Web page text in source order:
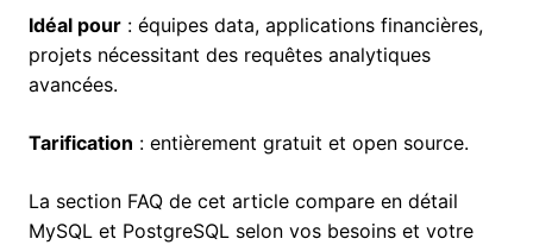
Idéal pour : équipes data, applications financières,
projets nécessitant des requêtes analytiques
avancées.
Tarification : entièrement gratuit et open source.
La section FAQ de cet article compare en détail
MySQL et PostgreSQL selon vos besoins et votre